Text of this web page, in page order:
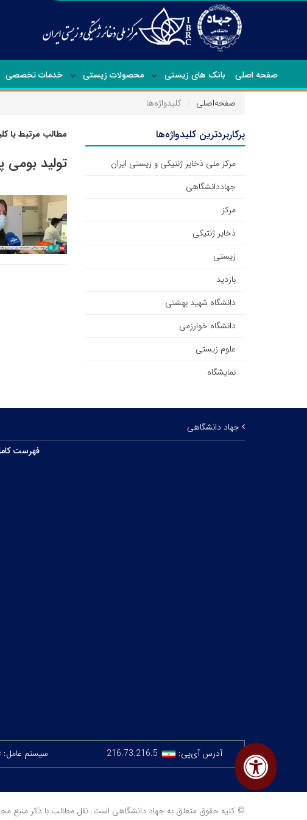
صفحه اصلی بانک های زیستی محصولات زیستی خدمات تخصصی
صفحه‌اصلی کلیدواژه‌ها
مطالب مرتبط با
تولید بومی
پرکاربردترین کلیدواژه‌ها
مرکز ملی ذخایر ژنتیکی و زیستی ایران
جهاددانشگاهی
مرکز
ذخایر ژنتیکی
زیستی
بازدید
دانشگاه شهید بهشتی
دانشگاه خوارزمی
علوم زیستی
نمایشگاه
جهاد دانشگاهی
فهرست
آدرس آی‌پی: 216.73.216.5 سیستم عامل: Mac
© کلیه حقوق متعلق به جهاد دانشگاهی است. نقل مطالب با ذکر منبع مجاز است. |